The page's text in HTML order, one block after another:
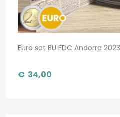
Euro set BU FDC Andorra 2023
€ 34,00